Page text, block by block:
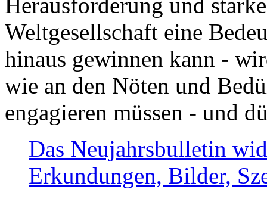
Herausforderung und
Weltgesellschaft eine
hinaus gewinnen kann -
wie an den Nöten und
engagieren müssen - und
Das Neujahrsbulletin
Erkundungen, Bilder,